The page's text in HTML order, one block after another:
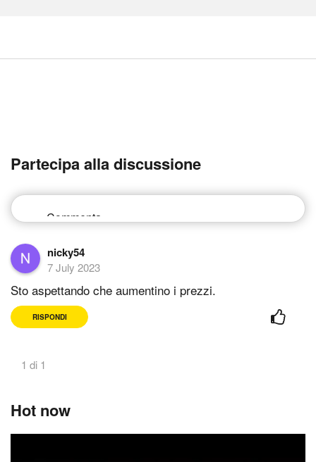
Partecipa alla discussione
nicky54
7 July 2023
Sto aspettando che aumentino i prezzi.
RISPONDI
1 di 1
Hot now